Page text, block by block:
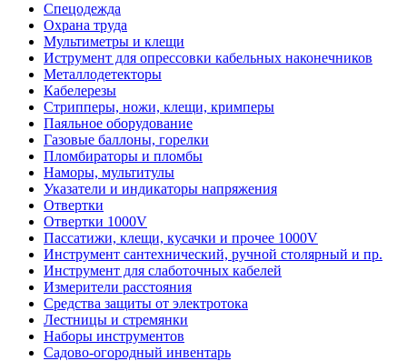
Спецодежда
Охрана труда
Мультиметры и клещи
Иструмент для опрессовки кабельных наконечников
Металлодетекторы
Кабелерезы
Стрипперы, ножи, клещи, кримперы
Паяльное оборудование
Газовые баллоны, горелки
Пломбираторы и пломбы
Наморы, мультитулы
Указатели и индикаторы напряжения
Отвертки
Отвертки 1000V
Пассатижи, клещи, кусачки и прочее 1000V
Инструмент сантехнический, ручной столярный и пр.
Инструмент для слаботочных кабелей
Измерители расстояния
Средства защиты от электротока
Лестницы и стремянки
Наборы инструментов
Садово-огородный инвентарь